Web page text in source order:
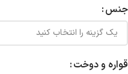
جنس
قواره و دوخت